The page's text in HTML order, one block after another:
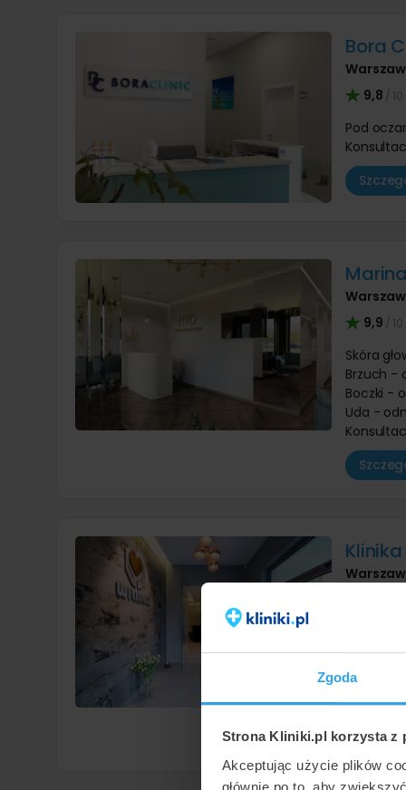
Zgoda
Strona Kliniki.pl korzysta z
Akceptując użycie plików
głównie po to, aby
Bora
9,8 / 10
Pod
9,9 / 10
Skóra
Brzuch -
Boczki -
Uda -
Twarz -